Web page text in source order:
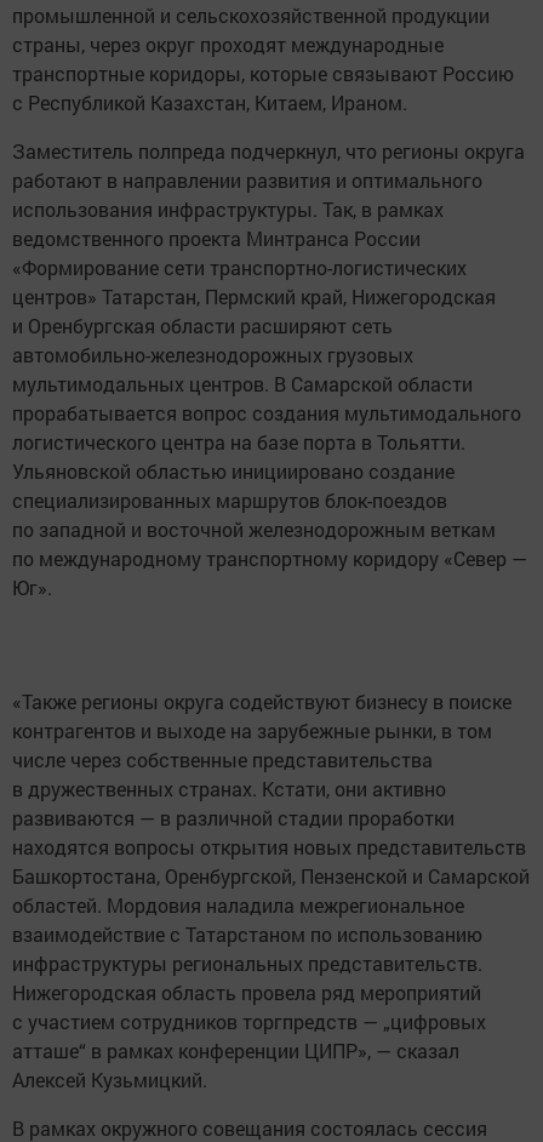
промышленной и сельскохозяйственной продукции
страны, через округ проходят международные
транспортные коридоры, которые связывают Россию
с Республикой Казахстан, Китаем, Ираном.
Заместитель полпреда подчеркнул, что регионы округа
работают в направлении развития и оптимального
использования инфраструктуры. Так, в рамках
ведомственного проекта Минтранса России
«Формирование сети транспортно-логистических
центров» Татарстан, Пермский край, Нижегородская
и Оренбургская области расширяют сеть
автомобильно-железнодорожных грузовых
мультимодальных центров. В Самарской области
прорабатывается вопрос создания мультимодального
логистического центра на базе порта в Тольятти.
Ульяновской областью инициировано создание
специализированных маршрутов блок-поездов
по западной и восточной железнодорожным веткам
по международному транспортному коридору «Север —
Юг».
«Также регионы округа содействуют бизнесу в поиске
контрагентов и выходе на зарубежные рынки, в том
числе через собственные представительства
в дружественных странах. Кстати, они активно
развиваются — в различной стадии проработки
находятся вопросы открытия новых представительств
Башкортостана, Оренбургской, Пензенской и Самарской
областей. Мордовия наладила межрегиональное
взаимодействие с Татарстаном по использованию
инфраструктуры региональных представительств.
Нижегородская область провела ряд мероприятий
с участием сотрудников торгпредств — „цифровых
атташе“ в рамках конференции ЦИПР», — сказал
Алексей Кузьмицкий.
В рамках окружного совещания состоялась сессия